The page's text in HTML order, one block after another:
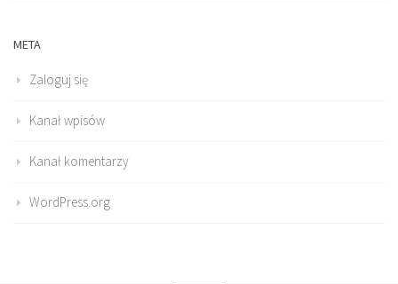
META
Zaloguj się
Kanał wpisów
Kanał komentarzy
WordPress.org